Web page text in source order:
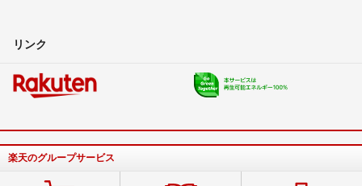
リンク
楽天のグループサービス